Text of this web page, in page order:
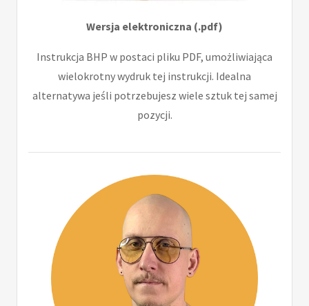
Wersja elektroniczna (.pdf)
Instrukcja BHP w postaci pliku PDF, umożliwiająca
wielokrotny wydruk tej instrukcji. Idealna
alternatywa jeśli potrzebujesz wiele sztuk tej samej
pozycji.